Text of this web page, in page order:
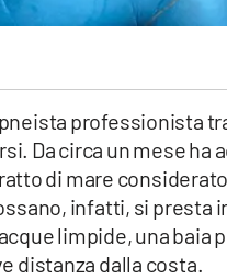
professionista
Da circa un mese ha
di mare
infatti, si presta
limpide, una baia
distanza dalla costa.